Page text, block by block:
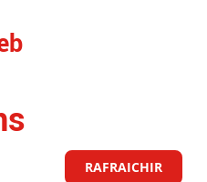
RAFRAICHIR